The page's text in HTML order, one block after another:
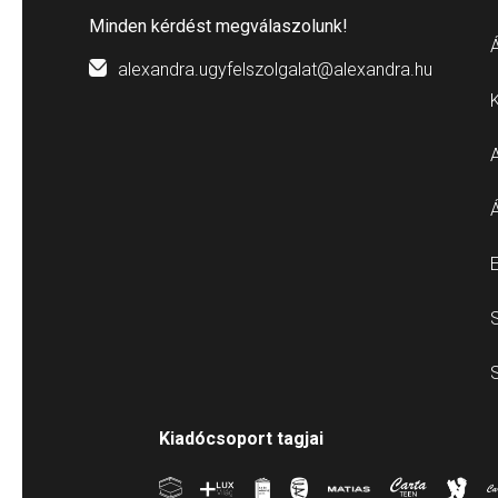
Minden kérdést megválaszolunk!
alexandra.ugyfelszolgalat@alexandra.hu
Kiadócsoport tagjai